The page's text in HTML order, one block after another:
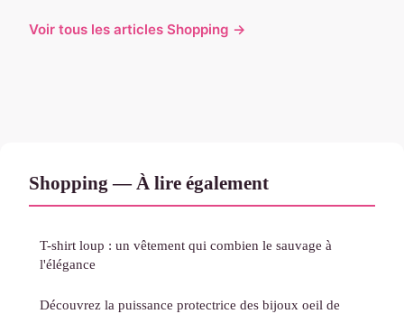
Voir tous les articles Shopping →
Shopping — À lire également
T-shirt loup : un vêtement qui combien le sauvage à
l'élégance
Découvrez la puissance protectrice des bijoux oeil de